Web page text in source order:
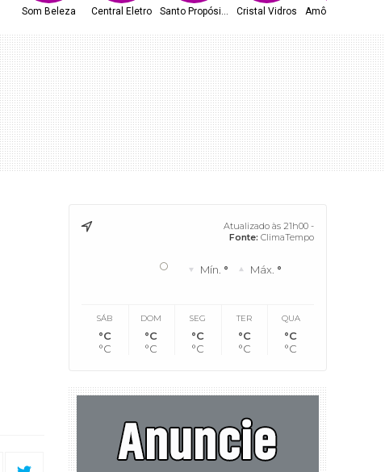
Som Beleza Central Eletro Santo Propósito Cristal Vidros Amô Cosméticos
Atualizado às 21h00 -
Fonte: ClimaTempo
° Mín. ° Máx. °
SÁB
°C
°C
DOM
°C
°C
SEG
°C
°C
TER
°C
°C
QUA
°C
°C